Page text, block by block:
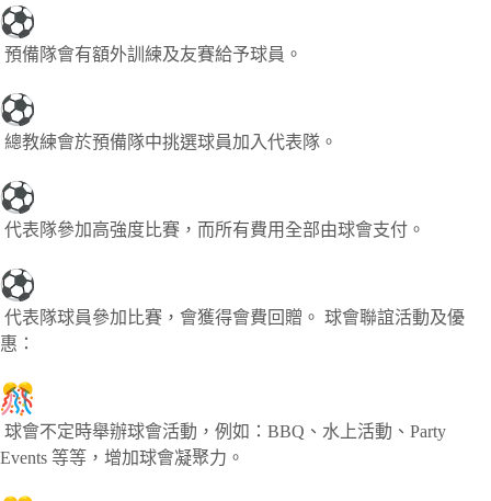
預備隊會有額外訓練及友賽給予球員。
總教練會於預備隊中挑選球員加入代表隊。
代表隊參加高強度比賽，而所有費用全部由球會支付。
代表隊球員參加比賽，會獲得會費回贈。 球會聯誼活動及優
惠：
球會不定時舉辦球會活動，例如：BBQ、水上活動、Party
Events 等等，增加球會凝聚力。